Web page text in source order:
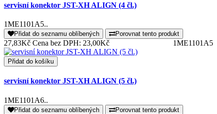
servisní konektor JST-XH ALIGN (4 čl.)
1ME1101A5..
Přidat do seznamu oblíbených Porovnat tento produkt
27,83Kč Cena bez DPH: 23,00Kč 1ME1101A5
Přidat do košíku
servisní konektor JST-XH ALIGN (5 čl.)
1ME1101A6..
Přidat do seznamu oblíbených Porovnat tento produkt